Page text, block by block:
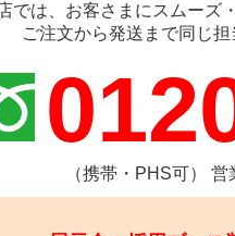
では、お客さまにスムーズ
ご注文から発送まで同じ
（携帯・PHS可）